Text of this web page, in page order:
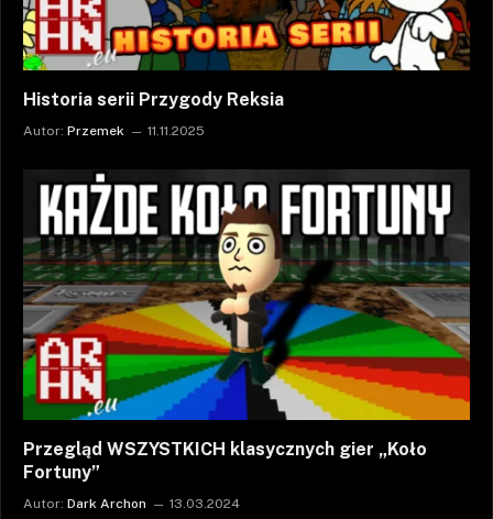
Historia serii Przygody Reksia
Autor: Przemek 11.11.2025
Przegląd WSZYSTKICH klasycznych gier „Koło
Fortuny”
Autor: Dark Archon 13.03.2024